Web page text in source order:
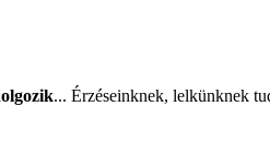
... Érzéseinknek, lelkünknek